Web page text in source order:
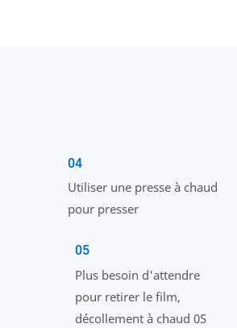
04
Utiliser une presse à chaud
pour presser
05
Plus besoin d'attendre
pour retirer le film,
décollement à chaud 0S